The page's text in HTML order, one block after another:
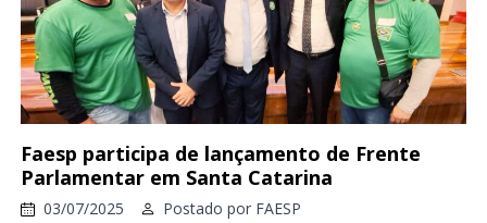
Faesp participa de lançamento de Frente
Parlamentar em Santa Catarina
03/07/2025 Postado por FAESP